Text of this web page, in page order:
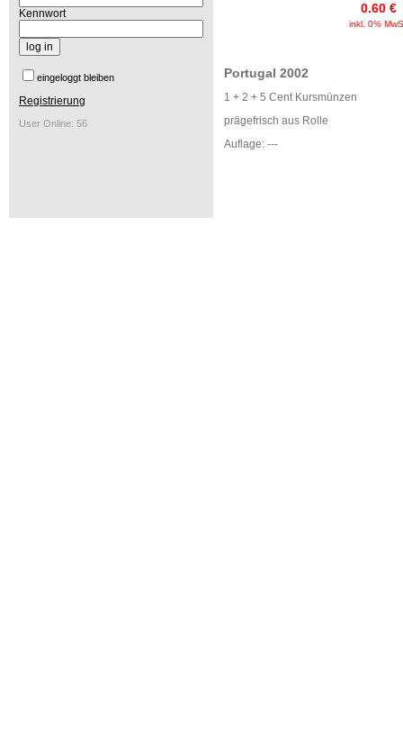
Kennwort
eingeloggt bleiben
Registrierung
User Online: 56
0.60 €
inkl. 0%
Portugal 2002
1 + 2 + 5 Cent Kursmünzen
prägefrisch aus Rolle
Auflage: ---